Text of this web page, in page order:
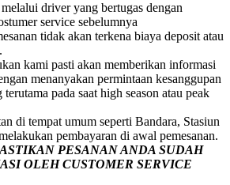
driver yang bertugas dengan
service sebelumnya
tidak akan terkena biaya deposit atau
kami pasti akan memberikan informasi
menanyakan permintaan kesanggupan
pada saat high season atau peak
di tempat umum seperti Bandara, Stasiun
pembayaran di awal pemesanan.
PESANAN ANDA SUDAH
OLEH CUSTOMER SERVICE